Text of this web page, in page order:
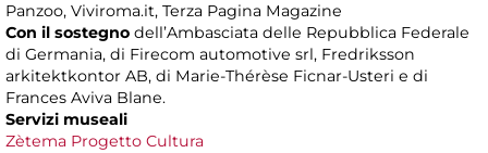
Panzoo, Viviroma.it, Terza Pagina Magazine
Con il sostegno dell’Ambasciata delle Repubblica Federale
di Germania, di Firecom automotive srl, Fredriksson
arkitektkontor AB, di Marie-Thérèse Ficnar-Usteri e di
Frances Aviva Blane.
Servizi museali
Zètema Progetto Cultura